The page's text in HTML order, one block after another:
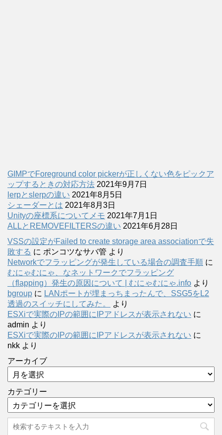
GIMPでForeground color pickerが正しくない色をピックア
ップするときの対応方法 2021年9月7日
lerpとslerpの違い 2021年8月5日
シェーダーとは 2021年8月3日
Unityの座標系についてメモ 2021年7月1日
ALLとREMOVEFILTERSの違い 2021年6月28日
VSSの設定がFailed to create storage area associationで失
敗する に ポンコツなサバ管 より
Networkでフラッピングが発生している場合の調査手順 に
むにゃむにゃ、なネットワークでフラッピング
（flapping）発生の原因について | むにゃむにゃ.info より
bgroup に LANポートが埋まっちまったんで、SSG5をL2
透過のスイッチにしてみた。
より
ESXiで実際のIPの範囲にIPアドレスが表示されない に
admin より
ESXiで実際のIPの範囲にIPアドレスが表示されない に
nkk より
アーカイブ
カテゴリー